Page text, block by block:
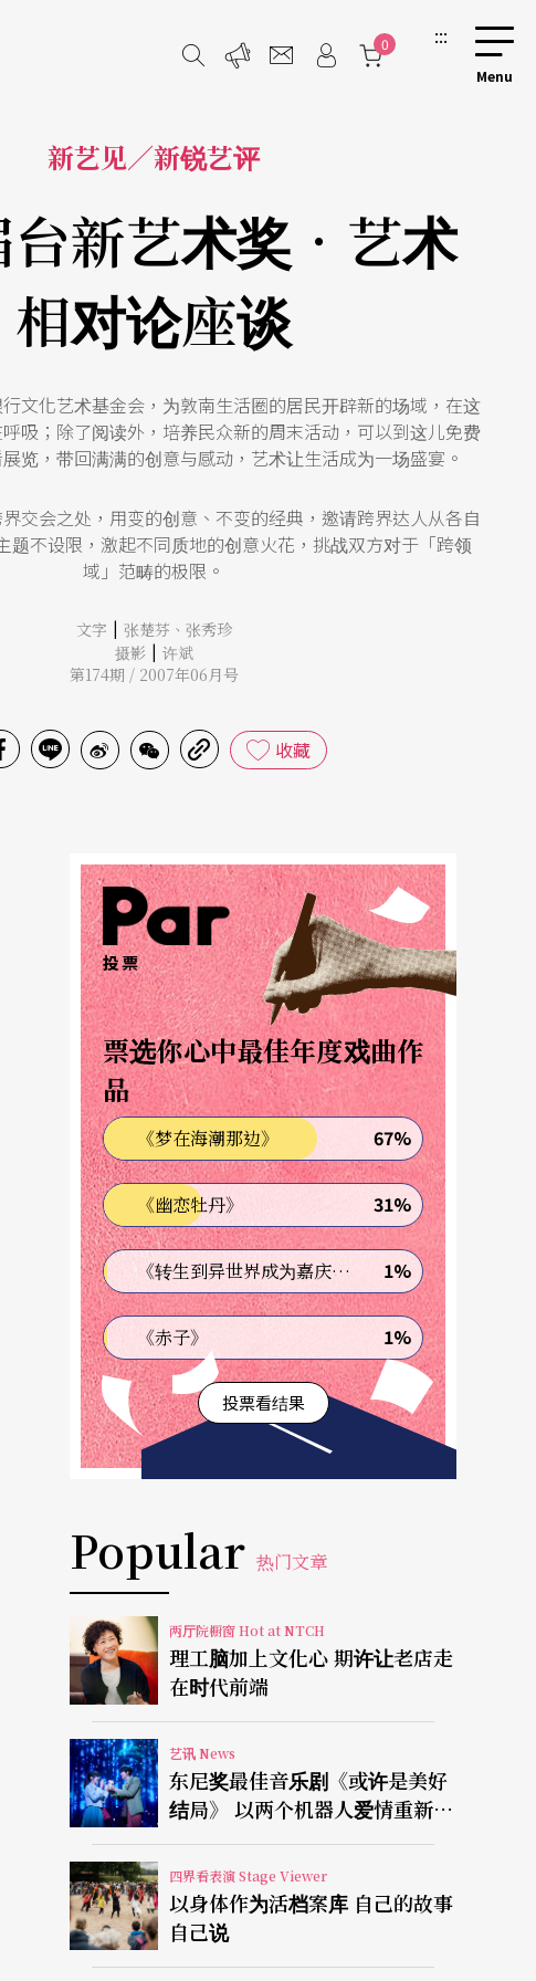
0 :::
新艺见／新锐艺评
新艺术奖．艺术
相对论座谈
文化艺术基金会，为敦南生活圈的居民开辟新的场域，在这
吸；除了阅读外，培养民众新的周末活动，可以到这儿免费
览，带回满满的创意与感动，艺术让生活成为一场盛宴。
交会之处，用变的创意、不变的经典，邀请跨界达人从各自
题不设限，激起不同质地的创意火花，挑战双方对于「跨领
域」范畴的极限。
文字 | 张楚芬 、 张秀珍
摄影 | 许斌
第174期 / 2007年06月号
收藏
投票
票选你心中最佳年度戏曲作
品
《梦在海潮那边》 67%
《幽恋牡丹》 31%
《转生到异世界成为嘉庆君—发现我的祖先是诈骗集团!?》 1%
《赤子》 1%
投票看结果
Popular 热门文章
两厅院橱窗 Hot at NTCH
理工脑加上文化心 期许让老店走
在时代前端
艺讯 News
东尼奖最佳音乐剧《或许是美好
结局》 以两个机器人爱情重新凝
视有限人生
四界看表演 Stage Viewer
以身体作为活档案库 自己的故事
自己说